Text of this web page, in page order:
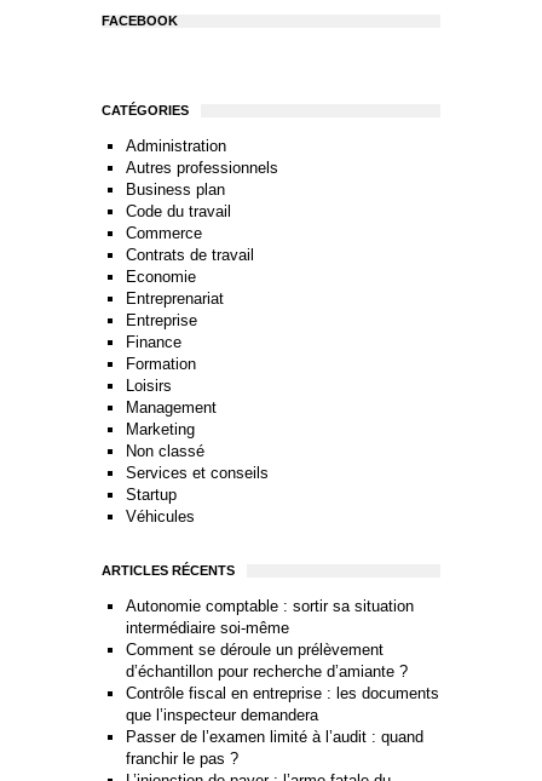
FACEBOOK
CATÉGORIES
Administration
Autres professionnels
Business plan
Code du travail
Commerce
Contrats de travail
Economie
Entreprenariat
Entreprise
Finance
Formation
Loisirs
Management
Marketing
Non classé
Services et conseils
Startup
Véhicules
ARTICLES RÉCENTS
Autonomie comptable : sortir sa situation
intermédiaire soi-même
Comment se déroule un prélèvement
d’échantillon pour recherche d’amiante ?
Contrôle fiscal en entreprise : les documents
que l’inspecteur demandera
Passer de l’examen limité à l’audit : quand
franchir le pas ?